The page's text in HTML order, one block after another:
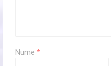
Nume *